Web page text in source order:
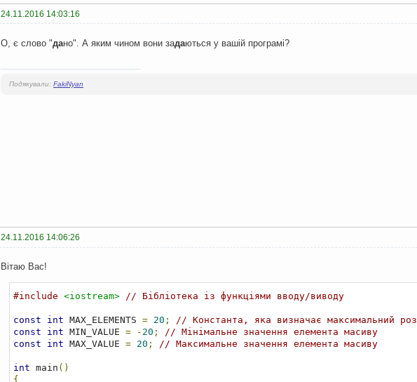
24.11.2016 14:03:16
О, є слово "дано". А яким чином вони задаються у вашій програмі?
Подякували: FakiNyan
24.11.2016 14:06:26
Вітаю Вас!
#include <iostream> // Бібліотека із функціями вводу/виводу
const int MAX_ELEMENTS = 20 ;
// Константа, яка визначає максимальний
const
int MIN_VALUE = - 20 ;
// Мінімальне значення елемента масиву
const
int MAX_VALUE = 20 ; // Максимальне значення елемента масиву
int main ()
{